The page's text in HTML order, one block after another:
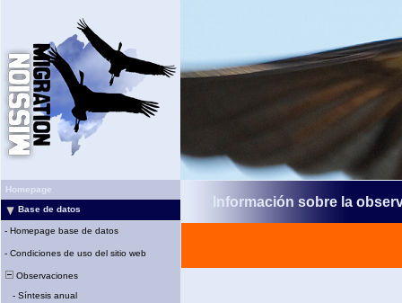
Homepage
Base de datos
- Homepage base de datos
- Condiciones de uso del sitio web
Observaciones
- Síntesis anual
Información sobre la